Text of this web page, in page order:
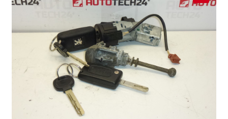
Livraison internationale
Mon compte
Paiements
🔍